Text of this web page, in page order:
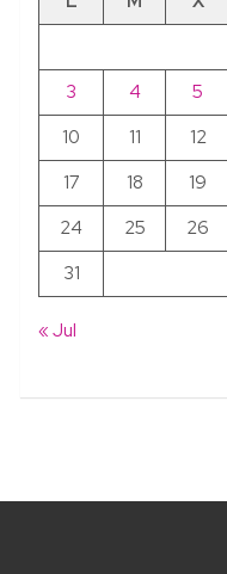
3
4 5
10
11 12
17
18 19
24
25 26
31
« Jul